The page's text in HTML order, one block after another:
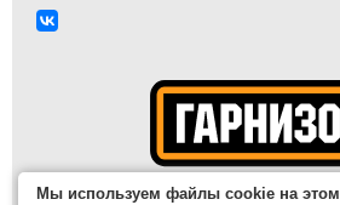
Мы используем файлы cookie на этом